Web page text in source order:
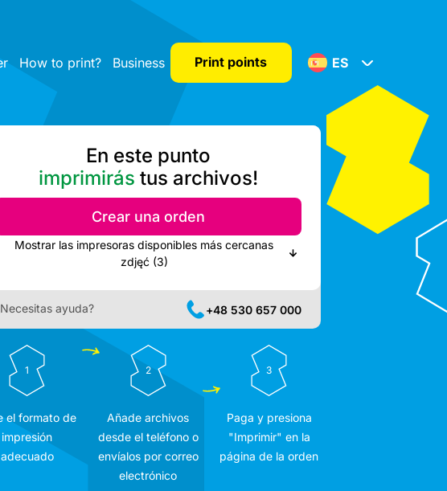
How to print? Business Print points ES
En este punto
imprimirás tus archivos!
Crear una orden
Mostrar las impresoras disponibles más cercanas
zdjęć (3)
ayuda? +48 530 657 000
1
el formato de
impresión
adecuado
2
Añade archivos
desde el teléfono o
envíalos por correo
electrónico
3
Paga y presiona
"Imprimir" en la
página de la orden